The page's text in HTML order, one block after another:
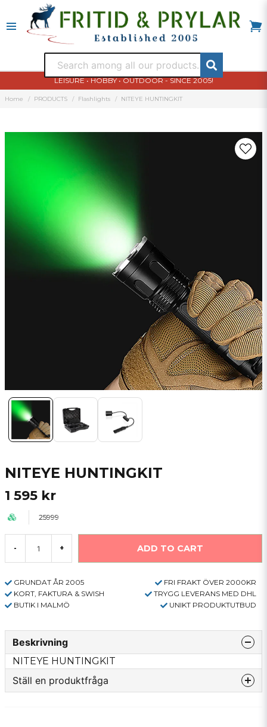
LEISURE • HOBBY • OUTDOOR - SINCE 2005!
Home PRODUCTS Flashlights NITEYE HUNTINGKIT
NITEYE HUNTINGKIT
1 595 kr
25999
- + ADD TO CART
GRUNDAT ÅR 2005
FRI FRAKT ÖVER 2000KR
KORT, FAKTURA & SWISH
TRYGG LEVERANS MED DHL
BUTIK I MALMÖ
UNIKT PRODUKTUTBUD
Beskrivning
NITEYE HUNTINGKIT
Ställ en produktfråga